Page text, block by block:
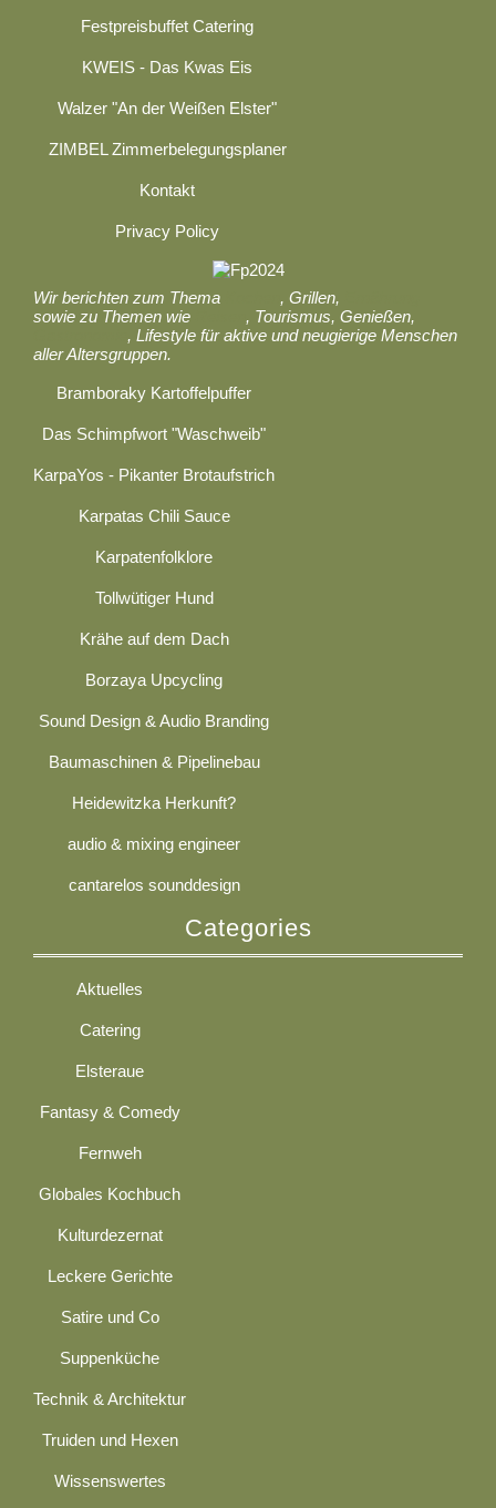
Festpreisbuffet Catering
KWEIS - Das Kwas Eis
Walzer "An der Weißen Elster"
ZIMBEL Zimmerbelegungsplaner
Kontakt
Privacy Policy
Wir berichten zum Thema , Grillen,
sowie zu Themen wie
, Tourismus, Genießen,
, Lifestyle für aktive und neugierige Menschen
aller Altersgruppen.
Bramboraky Kartoffelpuffer
Das Schimpfwort "Waschweib"
KarpaYos - Pikanter Brotaufstrich
Karpatas Chili Sauce
Karpatenfolklore
Tollwütiger Hund
Krähe auf dem Dach
Borzaya Upcycling
Sound Design & Audio Branding
Baumaschinen & Pipelinebau
Heidewitzka Herkunft?
audio & mixing engineer
cantarelos sounddesign
Categories
Aktuelles
Catering
Elsteraue
Fantasy & Comedy
Fernweh
Globales Kochbuch
Kulturdezernat
Leckere Gerichte
Satire und Co
Suppenküche
Technik & Architektur
Truiden und Hexen
Wissenswertes